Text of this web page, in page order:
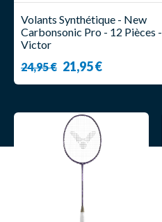
Volants Synthétique - New
Carbonsonic Pro - 12 Pièces -
Victor
24,95 € 21,95 €